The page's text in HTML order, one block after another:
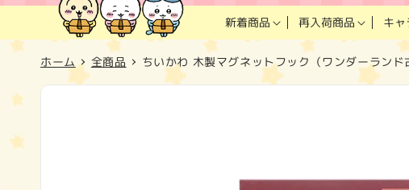
新着商品 再入荷商品 キャ
ホーム 全商品 ちいかわ 木製マグネットフック（ワンダーランド